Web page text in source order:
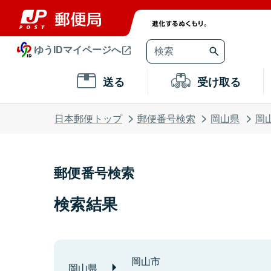
ゆうIDマイページへ
送る 受け取る
日本郵便トップ 郵便番号検索 岡山県 岡
郵便番号検索
検索結果
岡山県 岡山市